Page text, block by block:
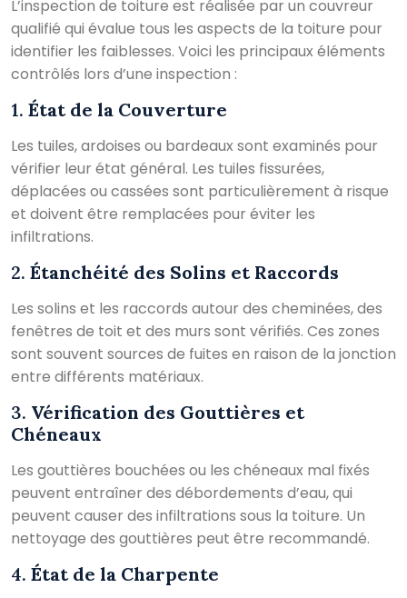
L’inspection de toiture est réalisée par un couvreur
qualifié qui évalue tous les aspects de la toiture pour
identifier les faiblesses. Voici les principaux éléments
contrôlés lors d’une inspection :
1. État de la Couverture
Les tuiles, ardoises ou bardeaux sont examinés pour
vérifier leur état général. Les tuiles fissurées,
déplacées ou cassées sont particulièrement à risque
et doivent être remplacées pour éviter les
infiltrations.
2. Étanchéité des Solins et Raccords
Les solins et les raccords autour des cheminées, des
fenêtres de toit et des murs sont vérifiés. Ces zones
sont souvent sources de fuites en raison de la jonction
entre différents matériaux.
3. Vérification des Gouttières et
Chéneaux
Les gouttières bouchées ou les chéneaux mal fixés
peuvent entraîner des débordements d’eau, qui
peuvent causer des infiltrations sous la toiture. Un
nettoyage des gouttières peut être recommandé.
4. État de la Charpente